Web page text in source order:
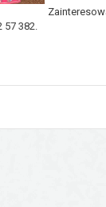
57 382.